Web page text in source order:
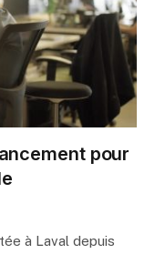
pour
à Laval depuis